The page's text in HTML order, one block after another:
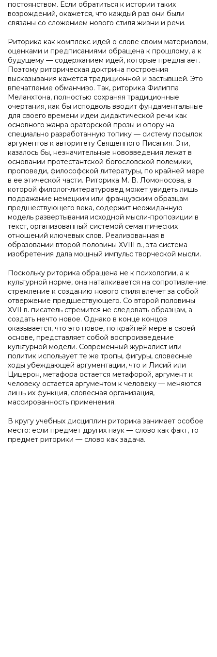
постоянством. Если обратиться к истории таких
возрождений, окажется, что каждый раз они были
связаны со сложением нового стиля жизни и речи.
Риторика как комплекс идей о слове своим материалом,
оценками и предписаниями обращена к прошлому, а к
будущему — содержанием идей, которые предлагает.
Поэтому риторическая доктрина построения
высказывания кажется традиционной и застывшей. Это
впечатление обманчиво. Так, риторика Филиппа
Меланхтона, полностью сохраняя традиционные
очертания, как бы исподволь вводит фундаментальные
для своего времени идеи дидактической речи как
основного жанра ораторской прозы и опору на
специально разработанную топику — систему посылок
аргументов к авторитету Священного Писания. Эти,
казалось бы, незначительные нововведения лежат в
основании протестантской богословской полемики,
проповеди, философской литературы, по крайней мере
в ее этической части. Риторика М. В. Ломоносова, в
которой филолог-литературовед может увидеть лишь
подражание немецким или французским образцам
предшествующего века, содержит неожиданную
модель развертывания исходной мысли-пропозиции в
текст, организованный системой семантических
отношений ключевых слов. Реализованная в
образовании второй половины XVIII в., эта система
изобретения дала мощный импульс творческой мысли.
Поскольку риторика обращена не к психологии, а к
культурной норме, она наталкивается на сопротивление:
стремление к созданию нового стиля влечет за собой
отвержение предшествующего. Со второй половины
XVII в. писатель стремится не следовать образцам, а
создать нечто новое. Однако в конце концов
оказывается, что это новое, по крайней мере в своей
основе, представляет собой воспроизведение
культурной модели. Современный журналист или
политик использует те же тропы, фигуры, словесные
ходы убеждающей аргументации, что и Лисий или
Цицерон, метафора остается метафорой, аргумент к
человеку остается аргументом к человеку — меняются
лишь их функция, словесная организация,
массированность применения.
В кругу учебных дисциплин риторика занимает особое
место: если предмет других наук — слово как факт, то
предмет риторики — слово как задача.